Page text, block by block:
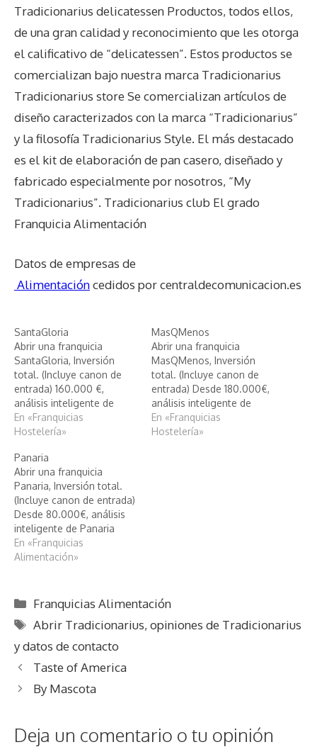
Tradicionarius delicatessen Productos, todos ellos,
de una gran calidad y reconocimiento que les otorga
el calificativo de “delicatessen”. Estos productos se
comercializan bajo nuestra marca Tradicionarius
Tradicionarius store Se comercializan artículos de
diseño caracterizados con la marca “Tradicionarius”
y la filosofía Tradicionarius Style. El más destacado
es el kit de elaboración de pan casero, diseñado y
fabricado especialmente por nosotros, “My
Tradicionarius”. Tradicionarius club El grado
Franquicia Alimentación
Datos de empresas de
Alimentacióncedidos por centraldecomunicacion.es
SantaGloria
Abrir una franquicia
SantaGloria, Inversión
total. (Incluye canon de
entrada) 160.000 €,
análisis inteligente de
SantaGloria
En «Franquicias
Hostelería»
MasQMenos
Abrir una franquicia
MasQMenos, Inversión
total. (Incluye canon de
entrada) Desde 180.000€,
análisis inteligente de
MasQMenos
En «Franquicias
Hostelería»
Panaria
Abrir una franquicia
Panaria, Inversión total.
(Incluye canon de entrada)
Desde 80.000€, análisis
inteligente de Panaria
En «Franquicias
Alimentación»
Categorías
Franquicias Alimentación
Etiquetas
Abrir Tradicionarius,opiniones de Tradicionarius
y datos de contacto
Taste of America
By Mascota
Deja un comentario o tu opinión